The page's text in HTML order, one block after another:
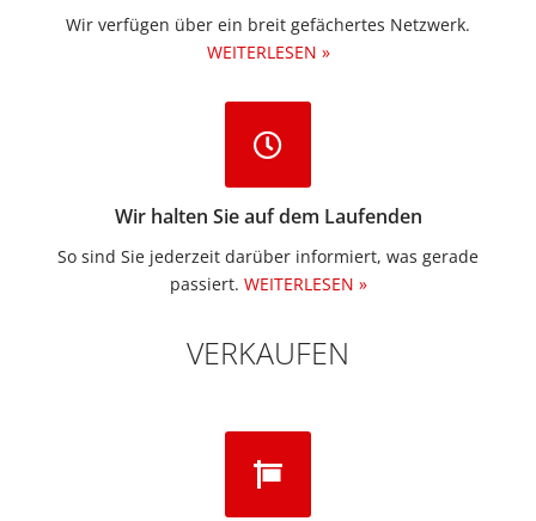
Wir verfügen über ein breit gefächertes Netzwerk.
WEITERLESEN »
Wir halten Sie auf dem Laufenden
So sind Sie jederzeit darüber informiert, was gerade
passiert. WEITERLESEN »
VERKAUFEN